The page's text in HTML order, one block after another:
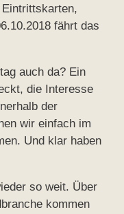
fährt das
auch da? Ein
die Interesse
der
wir einfach im
Und klar haben
so weit. Über
kommen